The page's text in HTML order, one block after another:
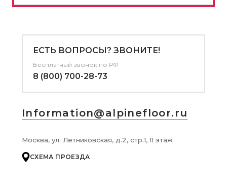
ЕСТЬ ВОПРОСЫ? ЗВОНИТЕ!
Бесплатный звонок по РФ
8 (800) 700-28-73
Information@alpinefloor.ru
Москва, ул. Летниковская, д.2, стр.1, 11 этаж
СХЕМА ПРОЕЗДА